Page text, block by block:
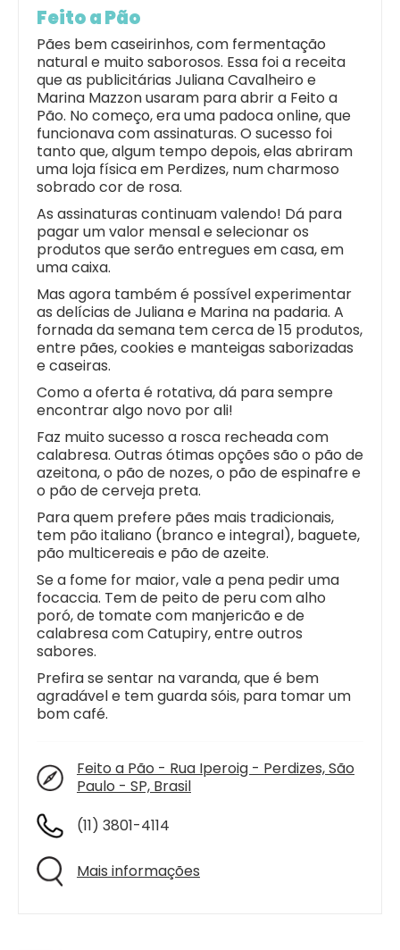
Feito a Pão
Pães bem caseirinhos, com fermentação
natural e muito saborosos. Essa foi a receita
que as publicitárias Juliana Cavalheiro e
Marina Mazzon usaram para abrir a Feito a
Pão. No começo, era uma padoca online, que
funcionava com assinaturas. O sucesso foi
tanto que, algum tempo depois, elas abriram
uma loja física em Perdizes, num charmoso
sobrado cor de rosa.
As assinaturas continuam valendo! Dá para
pagar um valor mensal e selecionar os
produtos que serão entregues em casa, em
uma caixa.
Mas agora também é possível experimentar
as delícias de Juliana e Marina na padaria. A
fornada da semana tem cerca de 15 produtos,
entre pães, cookies e manteigas saborizadas
e caseiras.
Como a oferta é rotativa, dá para sempre
encontrar algo novo por ali!
Faz muito sucesso a rosca recheada com
calabresa. Outras ótimas opções são o pão de
azeitona, o pão de nozes, o pão de espinafre e
o pão de cerveja preta.
Para quem prefere pães mais tradicionais,
tem pão italiano (branco e integral), baguete,
pão multicereais e pão de azeite.
Se a fome for maior, vale a pena pedir uma
focaccia. Tem de peito de peru com alho
poró, de tomate com manjericão e de
calabresa com Catupiry, entre outros
sabores.
Prefira se sentar na varanda, que é bem
agradável e tem guarda sóis, para tomar um
bom café.
Feito a Pão - Rua Iperoig - Perdizes, São
Paulo - SP, Brasil
(11) 3801-4114
Mais informações